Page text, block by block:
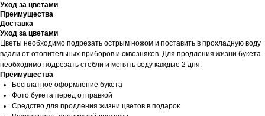
Уход за цветами
Преимущества
Доставка
Уход за цветами
Цветы необходимо подрезать острым ножом и поставить в прохладную воду
вдали от отопительных приборов и сквозняков. Для продления жизни букета
необходимо подрезать стебли и менять воду каждые 2 дня.
Преимущества
Бесплатное оформление букета
Фото букета перед отправкой
Средство для продления жизни цветов в подарок